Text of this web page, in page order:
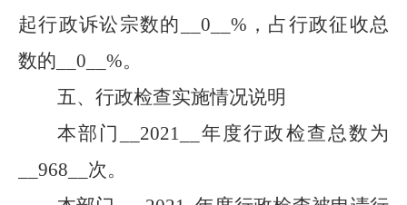
起行政诉讼宗数的
0
%，占行政征收总
数的
0
%。
五、行政检查实施情况说明
本部门
2021
年度行政检查总数为
968
次。